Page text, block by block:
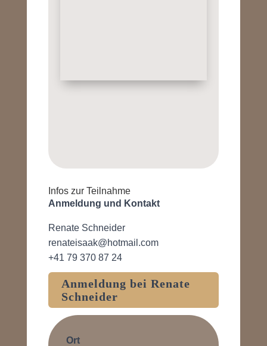
Infos zur Teilnahme
Anmeldung und Kontakt
Renate Schneider
renateisaak@hotmail.com
+41 79 370 87 24
Anmeldung bei Renate
Schneider
Ort